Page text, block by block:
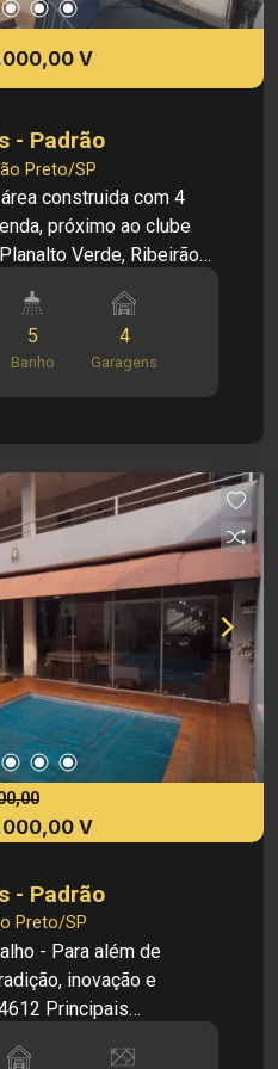
ao direito de alterar
aos valores,
de seus imóveis, sem
V
- Padrão
Preto/SP
construida com 4
próximo ao clube
Verde, Ribeirão
de serviços, escolas,
- 2 vagas de garagem
Localização
ao Clube Magic
da cidade
Cód.:
& Ramalho. Para além
tradição, inovação e
informação referente
de seus
5
Banho
4
Garagens
V
- Padrão
Preto/SP
- Para além de
inovação e